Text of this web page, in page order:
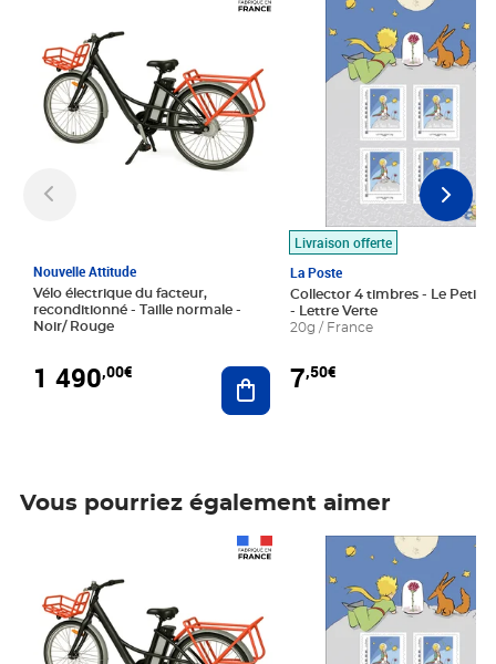
Nouvelle Attitude
Vélo électrique du facteur,
reconditionné - Taille normale -
Noir/ Rouge
1 490,00€ Ajouter au panier
Livraison offerte
La Poste
Collector 4 timbres - Le Petit
- Lettre Verte
20g / France
7,50€
Vous pourriez également aimer
Prix 7,50€